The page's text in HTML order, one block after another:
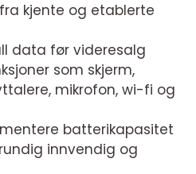
kjente og etablerte
data før videresalg
som skjerm,
mikrofon, wi-fi og
batterikapasitet
innvendig og